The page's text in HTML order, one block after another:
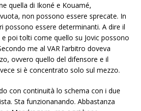
quella di Ikoné e Kouamé,
non possono essere sprecate. In
possono essere determinanti. A dire il
poi tolti come quello su Jovic possono
me al VAR l’arbitro doveva
ovvero quello del difensore e il
si è concentrato solo sul mezzo.
con continuità lo schema con i due
Sta funzionanando. Abbastanza